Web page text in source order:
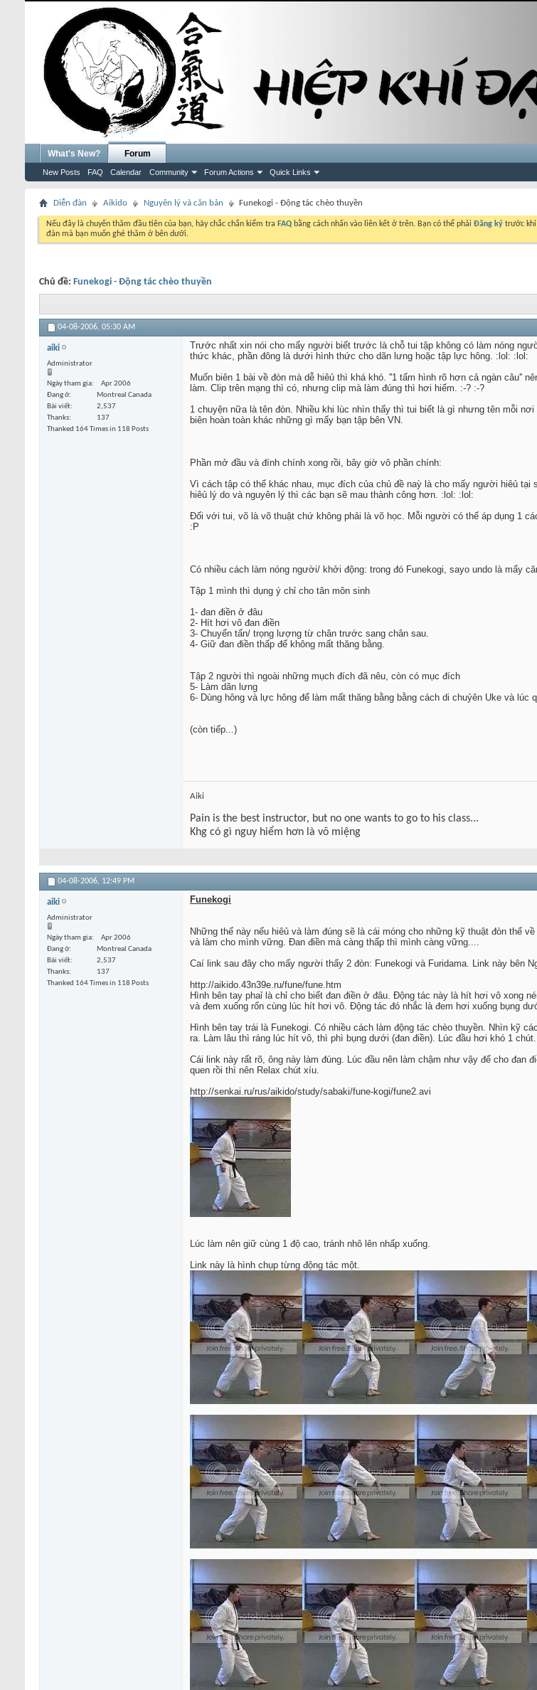
What's New? Forum
New Posts FAQ Calendar Community Forum Actions Quick Links
Diễn đàn Aikido Nguyên lý và căn bản Funekogi - Động tác chèo thuyền
Nếu đây là chuyến thăm đầu tiên của bạn, hãy chắc chắn kiểm tra FAQ bằng cách nhấn vào liên kết ở trên. Bạn có thể phải Đăng ký trước khi
đàn mà bạn muốn ghé thăm ở bên dưới.
Chủ đề: Funekogi - Động tác chèo thuyền
04-08-2006, 05:30 AM
aiki
Administrator
Ngày tham gia
Apr 2006
Đang ở
Montreal Canada
Bài viết
2,537
Thanks
137
Thanked 164 Times in 118 Posts
Trước nhất xin nói cho mấy người biết trước là chỗ tui tập không có làm nóng
thức khác, phần đông là dưới hình thức cho dãn lưng hoặc tập lực hông. :lol: :lol:
Muốn biên 1 bài về đòn mà dễ hiêủ thì khá khó. ''1 tấm hình rõ hơn cả ngàn câu''
làm. Clip trên mạng thì có, nhưng clip mà làm đúng thì hơi hiếm. :-? :-?
1 chuyện nữa là tên đòn. Nhiều khi lùc nhìn thấy thì tui biết là gì nhưng tên mỗi
biên hoàn toàn khác những gì mấy bạn tập bên VN.
Phần mở đầu và đính chính xong rồi, bây giờ vô phần chính:
Vì cách tập có thể khác nhau, mục đích của chủ đề naỳ là cho mấy người hiêủ
hiêủ lý do và nguyên lý thì các bạn sẽ mau thành công hơn. :lol: :lol:
Đối với tui, võ là võ thuật chứ không phải là võ học. Mỗi người có thể áp dụng 1
:P
Có nhiều cách làm nóng người/ khởi động: trong đó Funekogi, sayo undo là mấy
Tập 1 mình thì dụng ý chỉ cho tân môn sinh
1- đan điền ở đâu
2- Hít hơi vô đan điền
3- Chuyển tấn/ trọng lượng từ chân trước sang chân sau.
4- Giữ đan điền thấp để không mất thăng bằng.
Tập 2 người thì ngoài những mụch đích đã nêu, còn có mục đích
5- Làm dãn lưng
6- Dùng hông và lực hông để làm mất thăng bằng bằng cách di chuỷên Uke và lúc
(còn tiếp...)
Aiki
Pain is the best instructor, but no one wants to go to his class...
Khg có gì nguy hiểm hơn là võ miệng
04-08-2006, 12:49 PM
aiki
Administrator
Ngày tham gia
Apr 2006
Đang ở
Montreal Canada
Bài viết
2,537
Thanks
137
Thanked 164 Times in 118 Posts
Funekogi
Những thế này nếu hiêủ và làm đúng sẽ là cái móng cho những kỹ thuật đòn thế
và làm cho mình vững. Đan điền mà càng thấp thì mình càng vững....
Caí link sau đây cho mấy người thấy 2 đòn: Funekogi và Furidama. Link này bên
http://aikido.43n39e.ru/fune/fune.htm
Hình bên tay phaỉ là chỉ cho biết đan điền ở đâu. Động tác này là hít hơi vô xong
và đem xuống rốn cùng lúc hít hơi vô. Động tác đó nhắc là đem hơi xuống bụng
Hình bên tay trái là Funekogi. Có nhiều cách làm động tác chèo thuyền. Nhìn kỹ
ra. Làm lâu thì ráng lúc hít vô, thì phì bụng dưới (đan điền). Lúc đầu hơi khó 1 chút.
Cái link này rất rõ, ông này làm đúng. Lúc đầu nên làm chậm như vậy để cho
quen rồi thì nên Relax chút xíu.
http://senkai.ru/rus/aikido/study/sabaki/fune-kogi/fune2.avi
Lúc làm nên giữ cùng 1 độ cao, tránh nhô lên nhấp xuống.
Link này là hình chụp từng động tác một.